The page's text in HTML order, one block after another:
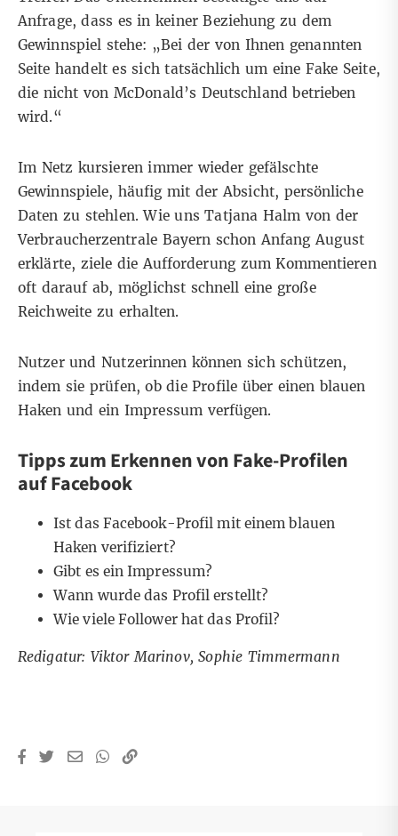
Anfrage, dass es in keiner Beziehung zu dem
Gewinnspiel stehe: „Bei der von Ihnen genannten
Seite handelt es sich tatsächlich um eine Fake Seite,
die nicht von McDonald’s Deutschland betrieben
wird.“
Im Netz kursierenimmer wieder gefälschte
Gewinnspiele, häufig mit der Absicht, persönliche
Daten zu stehlen. Wie uns Tatjana Halm von der
Verbraucherzentrale Bayern schon Anfang August
erklärte, ziele die Aufforderung zum Kommentieren
oft darauf ab, möglichst schnell eine große
Reichweite zu erhalten.
Nutzer und Nutzerinnen können sich schützen,
indem sie prüfen, ob die Profile über einen blauen
Haken und ein Impressum verfügen.
Tipps zum Erkennen von Fake-Profilen
auf Facebook
Ist das Facebook-Profil mit einem blauen
Haken verifiziert?
Gibt es ein Impressum?
Wann wurde das Profil erstellt?
Wie viele Follower hat das Profil?
Redigatur: Viktor Marinov, Sophie Timmermann